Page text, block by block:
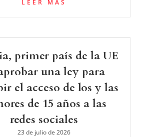
LEER MÁS
primer país de la UE
una ley para
el acceso de los y las
de 15 años a las
redes sociales
23 de julio de 2026